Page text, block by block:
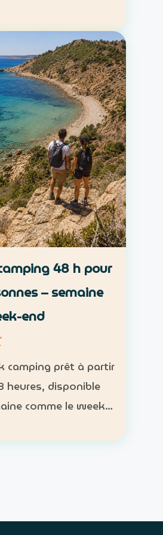
48 h pour
– semaine
end
camping prêt à partir
heures, disponible
comme le week-